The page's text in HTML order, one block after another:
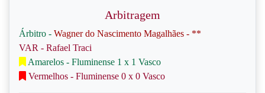
Arbitragem
Árbitro - Wagner do Nascimento Magalhães - **
VAR - Rafael Traci
Amarelos - Fluminense 1 x 1 Vasco
Vermelhos - Fluminense 0 x 0 Vasco